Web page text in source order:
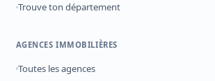
Trouve ton département
AGENCES IMMOBILIÈRES
Toutes les agences